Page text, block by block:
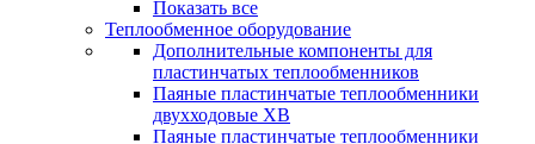
Показать все
Теплообменное оборудование
Дополнительные компоненты для
пластинчатых теплообменников
Паяные пластинчатые теплообменники
двухходовые XB
Паяные пластинчатые теплообменники